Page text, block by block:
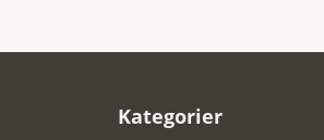
Kategorier